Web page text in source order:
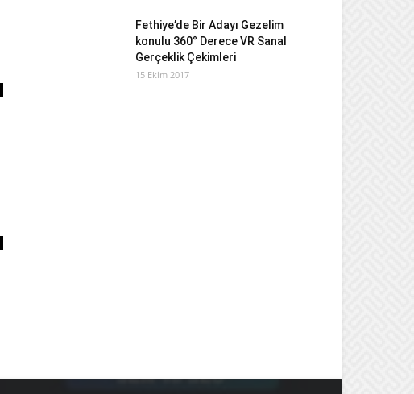
Fethiye’de Bir Adayı Gezelim
konulu 360° Derece VR Sanal
Gerçeklik Çekimleri
15 Ekim 2017